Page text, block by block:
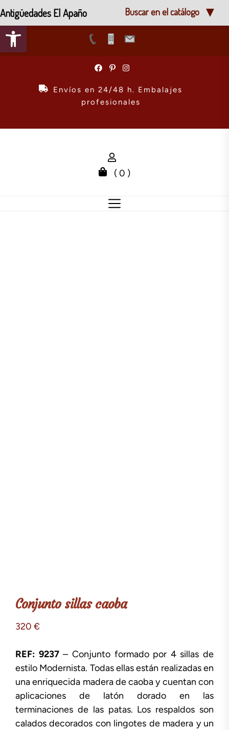
Abrir barra de herramientas
Envíos en 24/48 h. Embalajes
profesionales
( 0 )
Conjunto sillas caoba
320 €
REF: 9237– Conjunto formado por 4 sillas de
estilo Modernista. Todas ellas están realizadas en
una enriquecida madera de caoba y cuentan con
aplicaciones de latón dorado en las
terminaciones de las patas. Los respaldos son
calados decorados con lingotes de madera y un
Antigüedades El Apaño Buscar en el catálogo